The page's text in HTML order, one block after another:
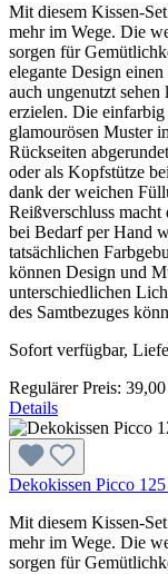
Mit diesem Kissen-
mehr im Wege. Die
sorgen für
elegante Design
auch ungenutzt
erzielen. Die
glamourösen Muster
Rückseiten
oder als Kopfstütze
dank der weichen
Reißverschluss macht
bei Bedarf per Hand
tatsächlichen
können Design und
unterschiedlichen
des Samtbezuges
Sofort verfügbar,
Regulärer Preis:
Details
Dekokissen Picco
Mit diesem Kissen-
mehr im Wege. Die
sorgen für